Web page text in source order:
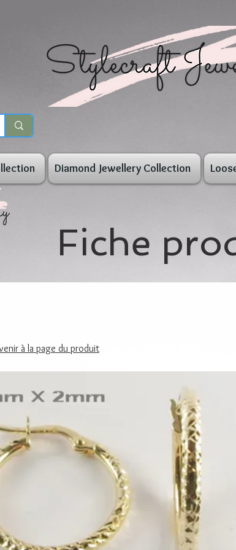
Diamond Jewellery Collection
Fiche
à la page du produit